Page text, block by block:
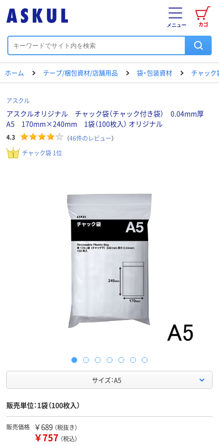
カゴ
メニュー
ホーム テープ/梱包資材/店舗用品 袋・包装資材 チャック
アスクル
アスクルオリジナル チャック袋（チャック付き袋） 0.04mm厚
A5 170mm×240mm 1袋（100枚入） オリジナル
4.3 （46件のレビュー）
チャック袋 1位
サイズ：A5
販売単位：1袋（100枚入）
販売価格 ￥689 （税抜き）
￥757 （税込）